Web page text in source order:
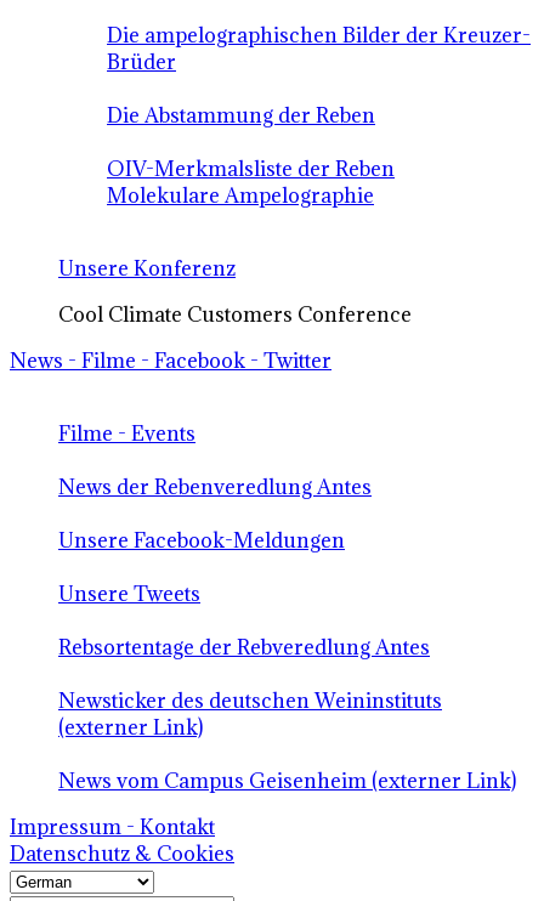
Die ampelographischen Bilder der Kreuzer-
Brüder
Die Abstammung der Reben
OIV-Merkmalsliste der Reben
Molekulare Ampelographie
Unsere Konferenz
Cool Climate Customers Conference
News - Filme - Facebook - Twitter
Filme - Events
News der Rebenveredlung Antes
Unsere Facebook-Meldungen
Unsere Tweets
Rebsortentage der Rebveredlung Antes
Newsticker des deutschen Weininstituts
(externer Link)
News vom Campus Geisenheim (externer Link)
Impressum - Kontakt
Datenschutz & Cookies